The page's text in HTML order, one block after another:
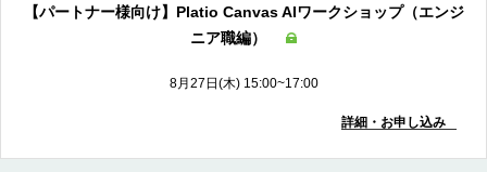
【パートナー様向け】Platio Canvas AIワークショップ（エンジ
ニア職編）
8月27日(木) 15:00~17:00
詳細・お申し込み